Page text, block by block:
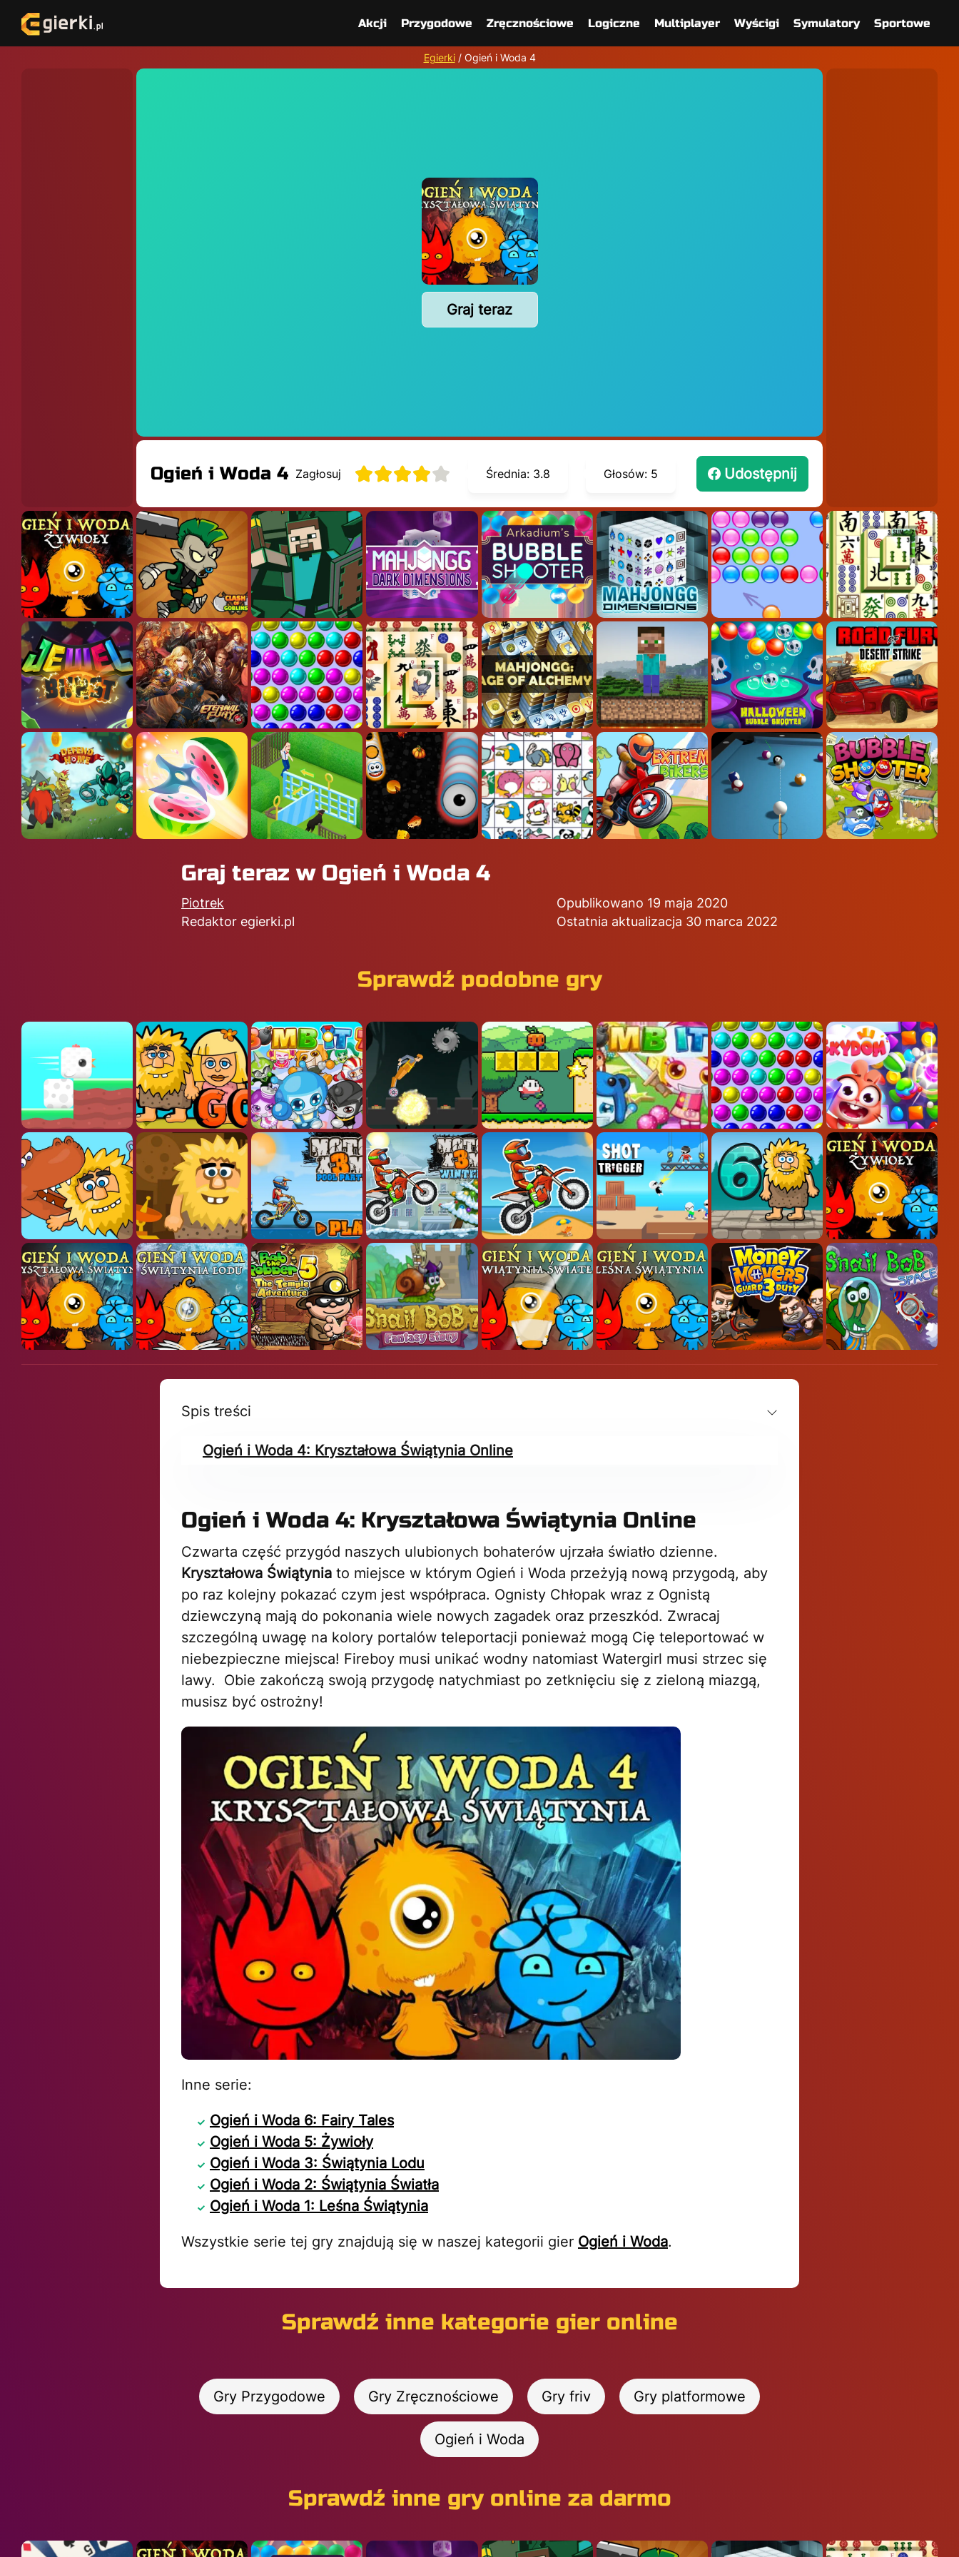
Akcji Przygodowe Zręcznościowe Logiczne Multiplayer Wyścigi Symulatory Sportowe
Egierki/ Ogień i Woda 4
Graj teraz
Ogień i Woda 4 Zagłosuj Średnia: 3.8 Głosów: 5 Udostępnij
Graj teraz w Ogień i Woda 4
Piotrek
Redaktor egierki.pl
Opublikowano 19 maja 2020
Ostatnia aktualizacja 30 marca 2022
Sprawdź podobne gry
Spis treści
Ogień i Woda 4: Kryształowa Świątynia Online
Ogień i Woda 4: Kryształowa Świątynia Online
Czwarta część przygód naszych ulubionych bohaterów ujrzała światło dzienne.
Kryształowa Świątynia to miejsce w którym Ogień i Woda przeżyją nową przygodą, aby
po raz kolejny pokazać czym jest współpraca. Ognisty Chłopak wraz z Ognistą
dziewczyną mają do pokonania wiele nowych zagadek oraz przeszkód. Zwracaj
szczególną uwagę na kolory portalów teleportacji ponieważ mogą Cię teleportować w
niebezpieczne miejsca! Fireboy musi unikać wodny natomiast Watergirl musi strzec się
lawy. Obie zakończą swoją przygodę natychmiast po zetknięciu się z zieloną miazgą,
musisz być ostrożny!
Inne serie:
Ogień i Woda 6: Fairy Tales
Ogień i Woda 5: Żywioły
Ogień i Woda 3: Świątynia Lodu
Ogień i Woda 2: Świątynia Światła
Ogień i Woda 1: Leśna Świątynia
Wszystkie serie tej gry znajdują się w naszej kategorii gier Ogień i Woda.
Sprawdź inne kategorie gier online
Gry Przygodowe Gry Zręcznościowe Gry friv Gry platformowe
Ogień i Woda
Sprawdź inne gry online za darmo